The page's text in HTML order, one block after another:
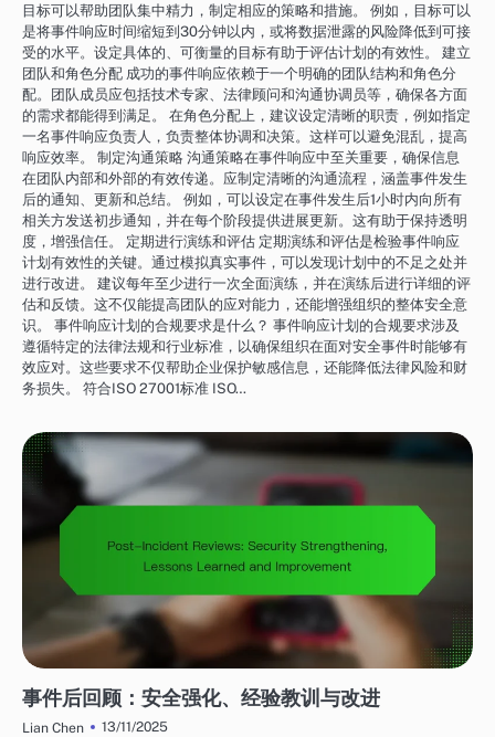
目标可以帮助团队集中精力，制定相应的策略和措施。 例如，目标可以
是将事件响应时间缩短到30分钟以内，或将数据泄露的风险降低到可接
受的水平。设定具体的、可衡量的目标有助于评估计划的有效性。 建立
团队和角色分配 成功的事件响应依赖于一个明确的团队结构和角色分
配。团队成员应包括技术专家、法律顾问和沟通协调员等，确保各方面
的需求都能得到满足。 在角色分配上，建议设定清晰的职责，例如指定
一名事件响应负责人，负责整体协调和决策。这样可以避免混乱，提高
响应效率。 制定沟通策略 沟通策略在事件响应中至关重要，确保信息
在团队内部和外部的有效传递。应制定清晰的沟通流程，涵盖事件发生
后的通知、更新和总结。 例如，可以设定在事件发生后1小时内向所有
相关方发送初步通知，并在每个阶段提供进展更新。这有助于保持透明
度，增强信任。 定期进行演练和评估 定期演练和评估是检验事件响应
计划有效性的关键。通过模拟真实事件，可以发现计划中的不足之处并
进行改进。 建议每年至少进行一次全面演练，并在演练后进行详细的评
估和反馈。这不仅能提高团队的应对能力，还能增强组织的整体安全意
识。 事件响应计划的合规要求是什么？ 事件响应计划的合规要求涉及
遵循特定的法律法规和行业标准，以确保组织在面对安全事件时能够有
效应对。这些要求不仅帮助企业保护敏感信息，还能降低法律风险和财
务损失。 符合ISO 27001标准 ISO…
事件后回顾：安全强化、经验教训与改进
Lian Chen
13/11/2025